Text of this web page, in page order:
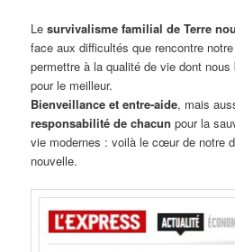
Lesurvivalisme familial de Terre
face aux difficultés que rencontre
permettre à la qualité de vie dont nous
pour le meilleur.
Bienveillance et entre-aide, mais
responsabilité de chacunpour la
vie modernes : voilà le cœur de notre
nouvelle.